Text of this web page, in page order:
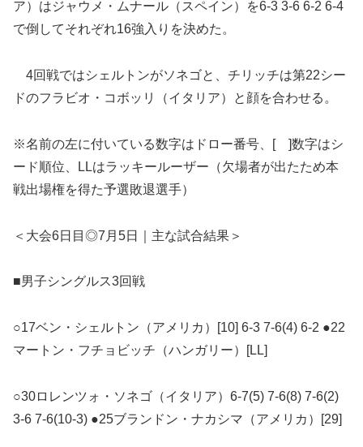
ア）はジャウメ・ムナール（スペイン）を6-3 3-6 6-2 6-4
で倒してそれぞれ16強入りを決めた。
4回戦ではシェルトンがソネゴと、チリッチは第22シー
ドのフラビオ・コボッリ（イタリア）と顔を合わせる。
※名前の左に付いている数字はドロー番号、[ ]数字はシ
ード順位、LLはラッキールーザー（欠場者が出たため本
戦出場権を得た予選敗退選手）
＜大会6日目◎7月5日｜主な試合結果＞
■男子シングルス3回戦
○17ベン・シェルトン（アメリカ）[10] 6-3 7-6(4) 6-2 ●22
マートン・フチョビッチ（ハンガリー）[LL]
○30ロレンツォ・ソネゴ（イタリア）6-7(5) 7-6(8) 7-6(2)
3-6 7-6(10-3) ●25ブランドン・ナカシマ（アメリカ）[29]